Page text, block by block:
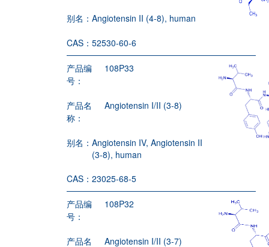
别名：Angiotensin II (4-8), human
CAS：52530-60-6
产品编
号：
108P33
产品名
称：
Angiotensin I/II (3-8)
别名：Angiotensin IV, Angiotensin II
(3-8), human
CAS：23025-68-5
产品编
号：
108P32
产品名
Angiotensin I/II (3-7)